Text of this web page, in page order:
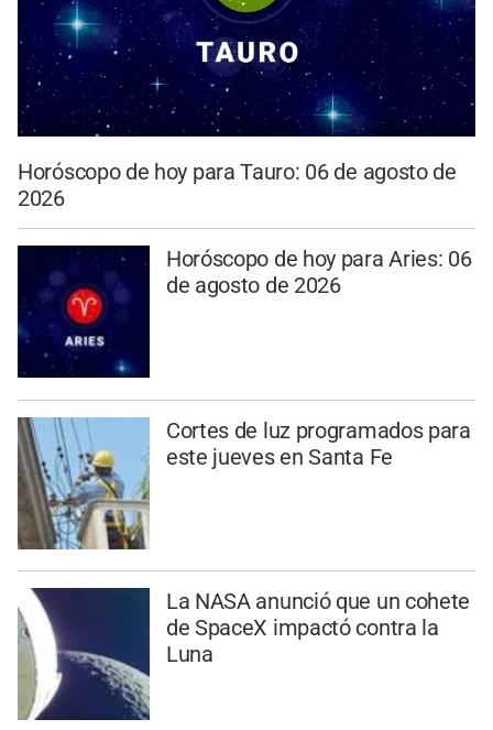
Horóscopo de hoy para Tauro: 06 de agosto de
2026
Horóscopo de hoy para Aries: 06
de agosto de 2026
Cortes de luz programados para
este jueves en Santa Fe
La NASA anunció que un cohete
de SpaceX impactó contra la
Luna